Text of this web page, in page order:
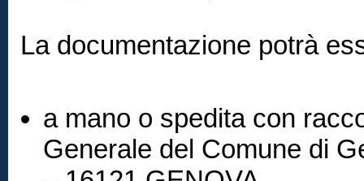
La documentazione potrà
a mano o spedita con
Generale del Comune di